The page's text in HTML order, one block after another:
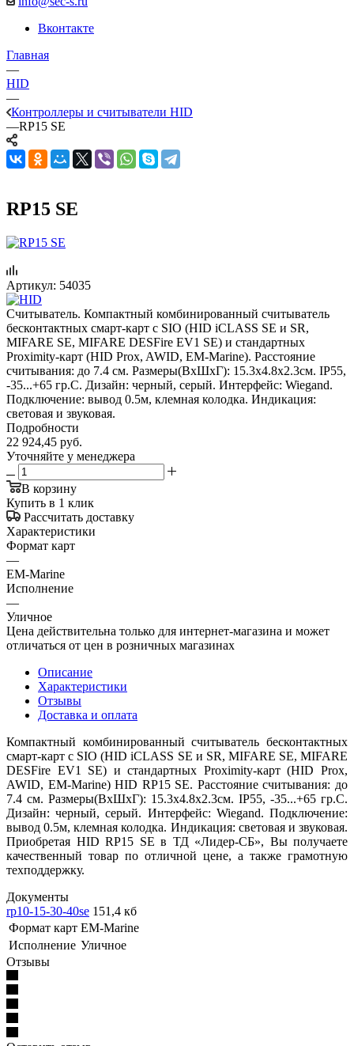
Вконтакте
Главная
—
HID
—
Контроллеры и считыватели HID
—RP15 SE
RP15 SE
Артикул: 54035
Считыватель. Компактный комбинированный считыватель
бесконтактных смарт-карт с SIO (HID iCLASS SE и SR,
MIFARE SE, MIFARE DESFire EV1 SE) и стандартных
Proximity-карт (HID Prox, AWID, EM-Marine). Расстояние
считывания: до 7.4 см. Размеры(ВхШхГ): 15.3x4.8x2.3см. IP55,
-35...+65 гр.C. Дизайн: черный, серый. Интерфейс: Wiegand.
Подключение: вывод 0.5м, клемная колодка. Индикация:
световая и звуковая.
Подробности
22 924,45 руб.
Уточняйте у менеджера
В корзину
Купить в 1 клик
Рассчитать доставку
Характеристики
Формат карт
—
EM-Marine
Исполнение
—
Уличное
Цена действительна только для интернет-магазина и может
отличаться от цен в розничных магазинах
Описание
Характеристики
Отзывы
Доставка и оплата
Компактный комбинированный считыватель бесконтактных
смарт-карт с SIO (HID iCLASS SE и SR, MIFARE SE, MIFARE
DESFire EV1 SE) и стандартных Proximity-карт (HID Prox,
AWID, EM-Marine) HID RP15 SE. Расстояние считывания: до
7.4 см. Размеры(ВхШхГ): 15.3x4.8x2.3см. IP55, -35...+65 гр.C.
Дизайн: черный, серый. Интерфейс: Wiegand. Подключение:
вывод 0.5м, клемная колодка. Индикация: световая и звуковая.
Приобретая HID RP15 SE в ТД «Лидер-СБ», Вы получаете
качественный товар по отличной цене, а также грамотную
техподдержку.
Документы
rp10-15-30-40se 151,4 кб
Формат карт EM-Marine
Исполнение Уличное
Отзывы